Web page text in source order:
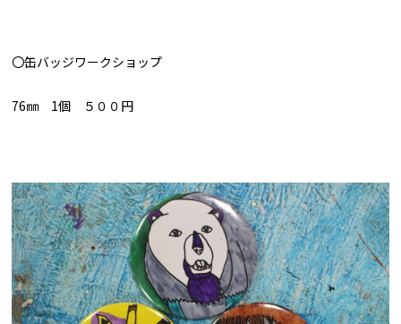
〇缶バッジワークショップ
76㎜ 1個 ５００円